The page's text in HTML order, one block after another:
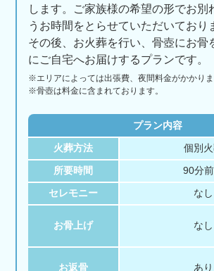
します。ご家族様の希望の形でお別
うお時間をとらせていただいており
その後、お火葬を行い、骨壺にお骨
にご自宅へお届けするプランです。
※エリアによっては出張費、夜間料金がかかりま
※骨壺は料金に含まれております。
プラン内容
火葬方法 個別
所要時間 90分
セレモニー なし
お骨上げ なし
お返骨 あり